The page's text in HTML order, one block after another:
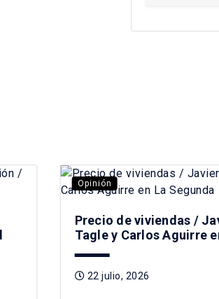
Opinión
Precio de viviendas /
Tagle y Carlos Aguirre
22 julio, 2026